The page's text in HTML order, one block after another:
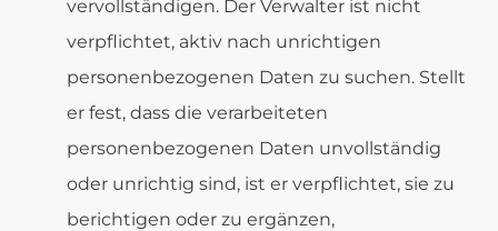
vervollständigen. Der Verwalter ist nicht
verpflichtet, aktiv nach unrichtigen
personenbezogenen Daten zu suchen. Stellt
er fest, dass die verarbeiteten
personenbezogenen Daten unvollständig
oder unrichtig sind, ist er verpflichtet, sie zu
berichtigen oder zu ergänzen,